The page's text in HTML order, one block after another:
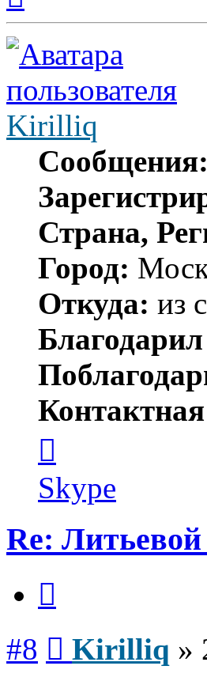
началу
Kirilliq
Сообщения:
Страна,
Город:
Откуда: из
пользователя
Kirilliq
Skype
Re:
#8 Kirilliq »